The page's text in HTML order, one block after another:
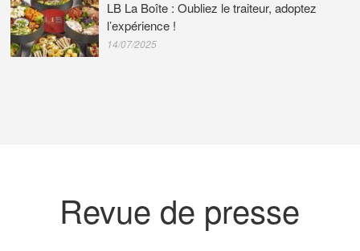
LB La Boîte : Oubliez le traiteur, adoptez
l’expérience !
14/07/2025
Revue de presse